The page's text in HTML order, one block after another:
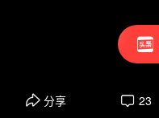
分享 23